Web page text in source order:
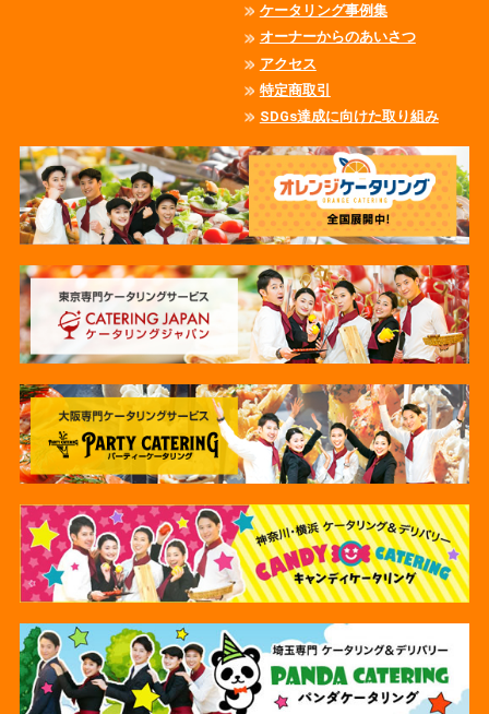
ケータリング事例集
オーナーからのあいさつ
アクセス
特定商取引
SDGs達成に向けた取り組み